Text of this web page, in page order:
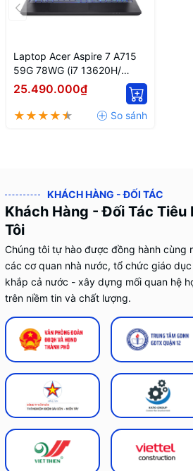
Laptop Acer Aspire 7 A715
59G 78WG (i7 13620H/
GeForce RTX™ 3050/ 16GB/
512GB/ Win 11)
25.490.000₫
KHÁCH HÀNG - ĐỐI TÁC
Khách Hàng - Đối Tác Tiêu
Tôi
Chúng tôi tự hào được đồng hành cùng
các cơ quan nhà nước, tổ chức giáo
khắp cả nước - xây dựng mối quan hệ
trên niềm tin và chất lượng.